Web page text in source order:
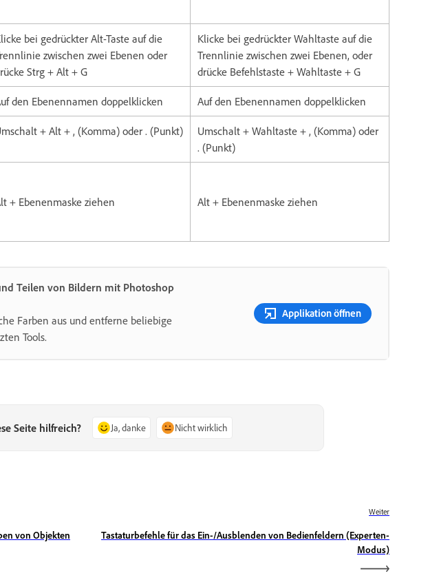
bei gedrückter Alt-Taste auf die
zwischen zwei Ebenen oder
Strg + Alt + G
Klicke bei gedrückter Wahltaste auf die
Trennlinie zwischen zwei Ebenen, oder
drücke Befehlstaste + Wahltaste + G
den Ebenennamen doppelklicken Auf den Ebenennamen doppelklicken
+ Alt + , (Komma) oder . (Punkt)
Umschalt + Wahltaste + , (Komma) oder
. (Punkt)
+ Ebenenmaske ziehen Alt + Ebenenmaske ziehen
Teilen von Bildern mit Photoshop
Farben aus und entferne beliebige
Tools.
Applikation öffnen
Seite hilfreich? Ja, danke Nicht wirklich
von Objekten
Weiter
Tastaturbefehle für das Ein-/Ausblenden von Bedienfeldern (Experten-
Modus)